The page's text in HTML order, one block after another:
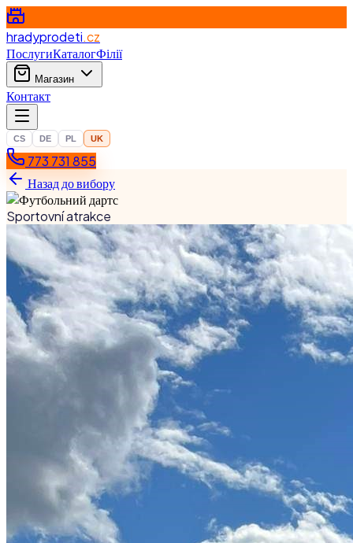
hradyprodeti.cz
ПослугиКаталогФілії
Магазин
Контакт
CS DE PL UK
773 731 855
Назад до вибору
Sportovní atrakce